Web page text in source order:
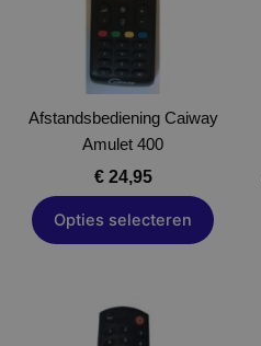
Afstandsbediening Caiway
Amulet 400
€24,95
Opties selecteren
Deze
optie
kan
gekozen
worden
op
de
productpagina
Dit
product